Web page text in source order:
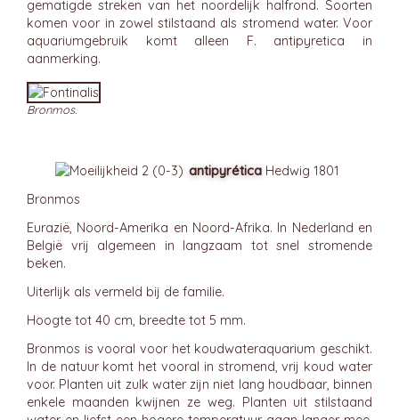
gematigde streken van het noordelijk halfrond. Soorten
komen voor in zowel stilstaand als stromend water. Voor
aquariumgebruik komt alleen F. antipyretica in
aanmerking.
Bronmos.
antipyrética Hedwig 1801
Bronmos
Eurazië, Noord-Amerika en Noord-Afrika. In Nederland en
België vrij algemeen in langzaam tot snel stromende
beken.
Uiterlijk als vermeld bij de familie.
Hoogte tot 40 cm, breedte tot 5 mm.
Bronmos is vooral voor het koudwateraquarium geschikt.
In de natuur komt het vooral in stromend, vrij koud water
voor. Planten uit zulk water zijn niet lang houdbaar, binnen
enkele maanden kwijnen ze weg. Planten uit stilstaand